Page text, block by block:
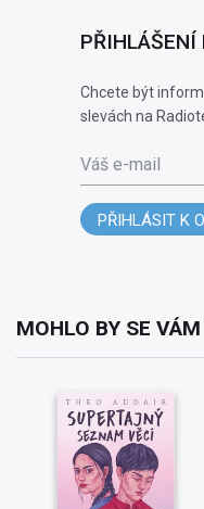
PŘIHLÁŠENÍ
Chcete být
slevách na
Váš e-mail
PŘIHLÁSIT K
MOHLO BY SE